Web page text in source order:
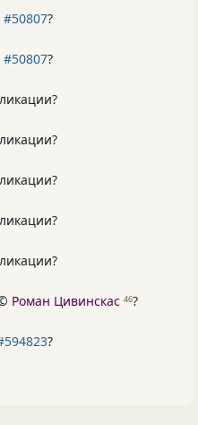
#50807?
#50807?
Роман Цивинскас 46?
?